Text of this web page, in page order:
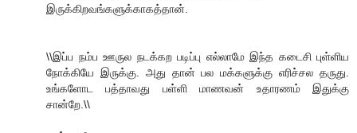
இருக்கிறவங்களுக்காகத்தான்.
\\இப்ப நம்ப ஊருல நடக்கற படிப்பு எல்லாமே இந்த கடைசி புள்ளிய
நோக்கியே இருக்கு. அது தான் பல மக்களுக்கு எரிச்சல தருது.
உங்களோட பத்தாவது பள்ளி மாணவன் உதாரணம் இதுக்கு
சான்றே.\\